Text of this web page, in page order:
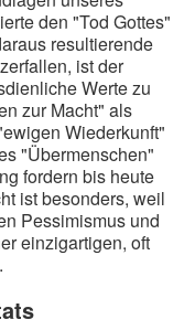
den "Tod Gottes"
resultierende
ist der
Werte zu
zur Macht" als
Wiederkunft"
"Übermenschen"
fordern bis heute
ist besonders, weil
Pessimismus und
einzigartigen, oft